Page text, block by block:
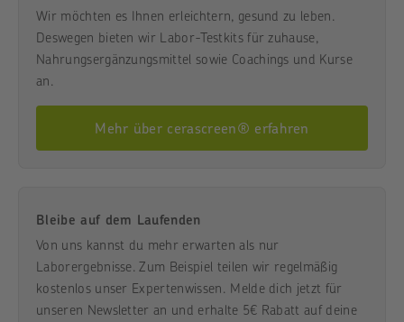
Wir möchten es Ihnen erleichtern, gesund zu leben.
Deswegen bieten wir Labor-Testkits für zuhause,
Nahrungsergänzungsmittel sowie Coachings und Kurse
an.
Mehr über cerascreen® erfahren
Bleibe auf dem Laufenden
Von uns kannst du mehr erwarten als nur
Laborergebnisse. Zum Beispiel teilen wir regelmäßig
kostenlos unser Expertenwissen. Melde dich jetzt für
unseren Newsletter an und erhalte 5€ Rabatt auf deine